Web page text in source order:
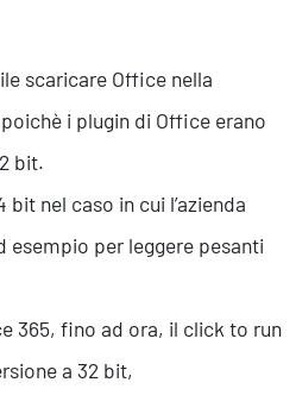
scaricare Office nella
i plugin di Office erano
bit.
nel caso in cui l’azienda
esempio per leggere pesanti
365, fino ad ora, il click to run
a 32 bit,